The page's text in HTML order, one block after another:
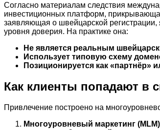
Согласно материалам следствия
инвестиционных платформ,
заявляющая о швейцарской
уровня доверия. На практике она:
Не является реальным
Использует типовую схему
Позиционируется как «партнёр»
Как клиенты попадают в
Привлечение построено на
Многоуровневый маркетинг